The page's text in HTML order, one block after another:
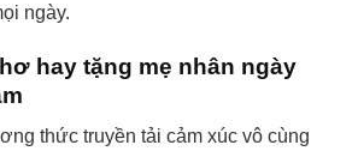
ngày.
hay tặng mẹ nhân ngày
thức truyền tải cảm xúc vô cùng